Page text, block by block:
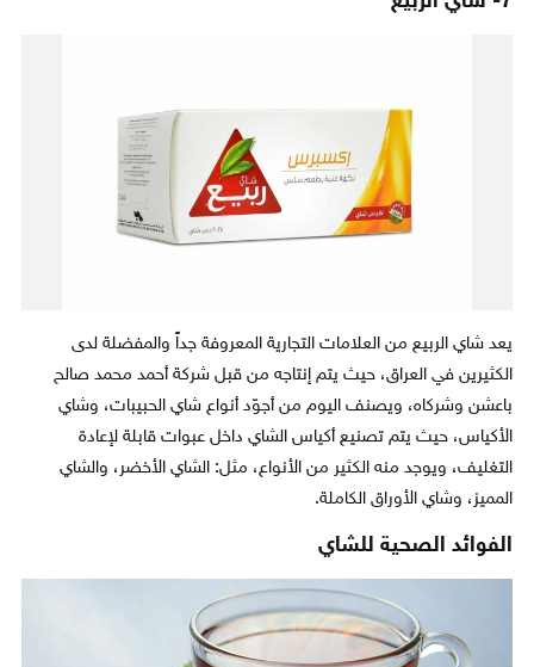
يعد شاي الربيع من العلامات التجارية المعروفة جداً والمفضلة لدى
الكثيرين في العراق، حيث يتم إنتاجه من قبل شركة أحمد محمد صالح
باعشن وشركاه، ويصنف اليوم من أجوّد أنواع شاي الحبيبات، وشاي
الأكياس، حيث يتم تصنيع أكياس الشاي داخل عبوات قابلة لإعادة
التغليف، ويوجد منه الكثير من الأنواع، مثل: الشاي الأخضر، والشاي
المميز، وشاي الأوراق الكاملة.
الفوائد الصحية للشاي